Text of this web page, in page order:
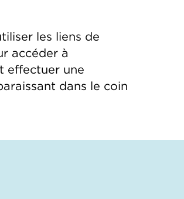
les liens de
accéder à
effectuer une
dans le coin